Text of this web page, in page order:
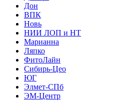
Дон
ВПК
Новь
НИИ ЛОП и НТ
Марианна
Ляпко
ФитоЛайн
Сибирь-Цео
ЮГ
Элмет-СПб
ЭМ-Центр